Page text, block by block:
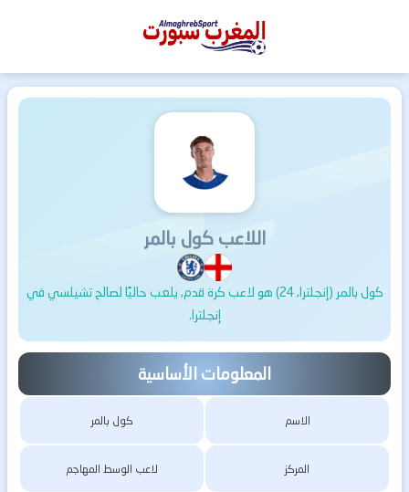
المغرب
اللاعب كول بالمر
كول بالمر (إنجلترا, 24) هو لاعب كرة قدم, يلعب حاليًا لصالح تشيلسي في
إنجلترا.
المعلومات الأساسية
الاسم كول بالمر
المركز لاعب الوسط المهاجم